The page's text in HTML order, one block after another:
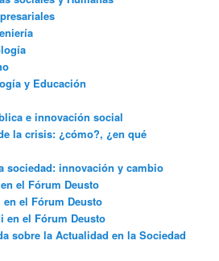
y Educación
e innovación social
la crisis: ¿cómo?, ¿en qué
sociedad: innovación y cambio
el Fórum Deusto
en el Fórum Deusto
en el Fórum Deusto
sobre la Actualidad en la Sociedad